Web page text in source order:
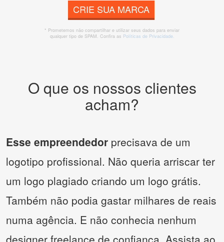
CRIE SUA MARCA
* Prometemos não compartilhar e utilizar seus dados para enviar
qualquer tipo de SPAM. Confira as Políticas de Privacidade.
O que os nossos clientes
acham?
Esse empreendedor precisava de um
logotipo profissional. Não queria arriscar ter
um logo plagiado criando um logo grátis.
Também não podia gastar milhares de reais
numa agência. E não conhecia nenhum